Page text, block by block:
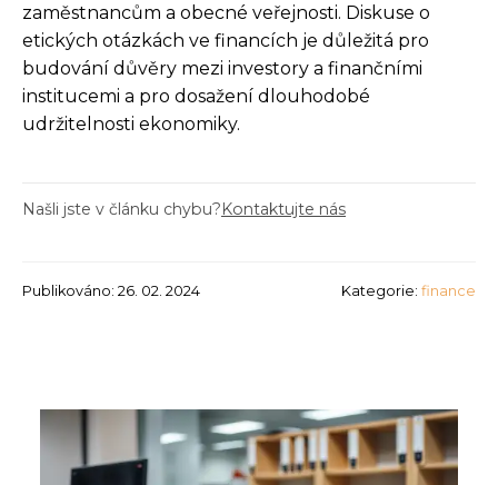
zaměstnancům a obecné veřejnosti. Diskuse o
etických otázkách ve financích je důležitá pro
budování důvěry mezi investory a finančními
institucemi a pro dosažení dlouhodobé
udržitelnosti ekonomiky.
Našli jste v článku chybu?Kontaktujte nás
Publikováno: 26. 02. 2024 Kategorie: finance